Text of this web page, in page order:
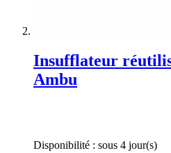
Insufflateur
Ambu
Disponibilité : sous 4 jour(s)